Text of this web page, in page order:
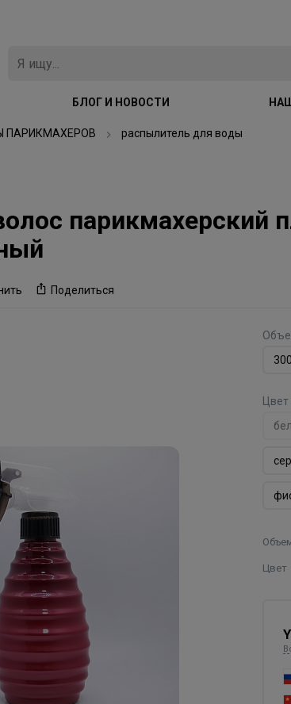
БЛОГ И НОВОСТИ
ПАРИКМАХЕРОВ распылитель для воды
парикмахерский
Поделиться
300
Цвет
Цвет